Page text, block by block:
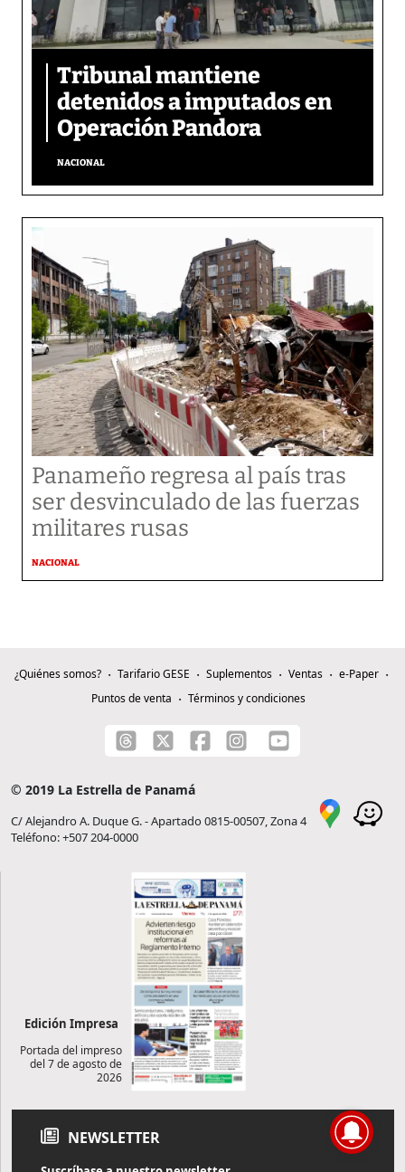
Tribunal mantiene
detenidos a imputados en
Operación Pandora
NACIONAL
Panameño regresa al país tras
ser desvinculado de las fuerzas
militares rusas
NACIONAL
¿Quiénes somos? Tarifario GESE Suplementos Ventas
e-Paper
Puntos de venta
Términos y condiciones
© 2019 La Estrella de Panamá
C/ Alejandro A. Duque G. - Apartado 0815-00507, Zona 4
Teléfono: +507 204-0000
Edición Impresa
Portada del impreso
del 7 de agosto de
2026
NEWSLETTER